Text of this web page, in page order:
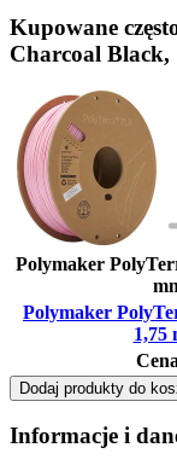
Kupowane
Charcoal Black,
Polymaker
Polymaker
1,75
Dodaj produkty do
Informacje i